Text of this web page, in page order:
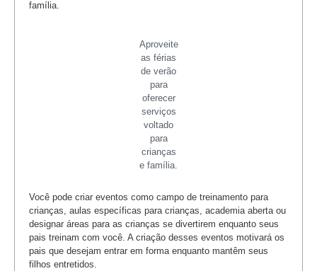
família.
Aproveite
as férias
de verão
para
oferecer
serviços
voltado
para
crianças
e família.
Você pode criar eventos como campo de treinamento para
crianças, aulas específicas para crianças, academia aberta ou
designar áreas para as crianças se divertirem enquanto seus
pais treinam com você. A criação desses eventos motivará os
pais que desejam entrar em forma enquanto mantêm seus
filhos entretidos.